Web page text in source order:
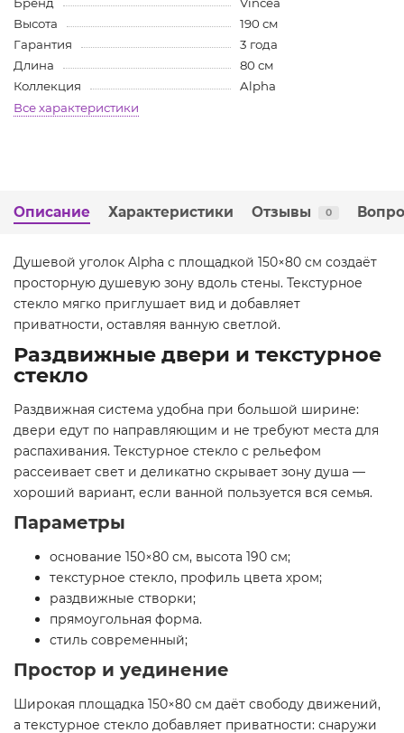
Бренд
Vincea
Высота
190 см
Гарантия
3 года
Длина
80 см
Коллекция
Alpha
Все характеристики
Описание Характеристики Отзывы 0
Душевой уголок Alpha с площадкой 150×80 см создаёт
просторную душевую зону вдоль стены. Текстурное
стекло мягко приглушает вид и добавляет
приватности, оставляя ванную светлой.
Раздвижные двери и текстурное
стекло
Раздвижная система удобна при большой ширине:
двери едут по направляющим и не требуют места для
распахивания. Текстурное стекло с рельефом
рассеивает свет и деликатно скрывает зону душа —
хороший вариант, если ванной пользуется вся семья.
Параметры
основание 150×80 см, высота 190 см;
текстурное стекло, профиль цвета хром;
раздвижные створки;
прямоугольная форма.
стиль современный;
Простор и уединение
Широкая площадка 150×80 см даёт свободу движений,
а текстурное стекло добавляет приватности: снаружи